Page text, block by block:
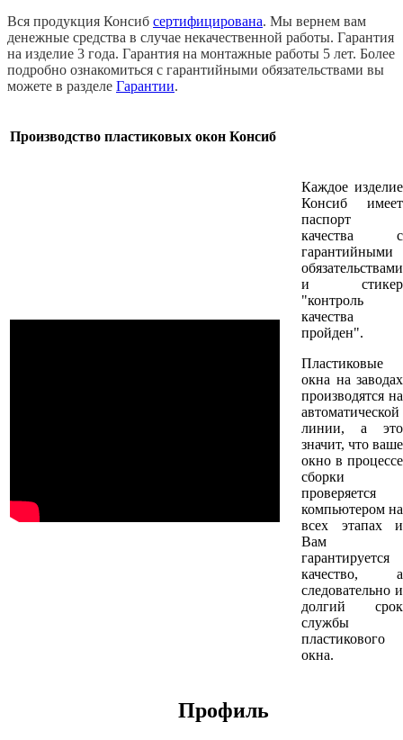
Вся продукция Консиб сертифицирована. Мы вернем вам
денежные средства в случае некачественной работы. Гарантия
на изделие 3 года. Гарантия на монтажные работы 5 лет. Более
подробно ознакомиться с гарантийными обязательствами вы
можете в разделe Гарантии.
Производство пластиковых окон Консиб
Каждое изделие
Консиб имеет
паспорт
качества с
гарантийными
обязательствами
и стикер
"контроль
качества
пройден".
Пластиковые
окна на заводах
производятся на
автоматической
линии, а это
значит, что ваше
окно в процессе
сборки
проверяется
компьютером на
всех этапах и
Вам
гарантируется
качество, а
следовательно и
долгий срок
службы
пластикового
окна.
Профиль